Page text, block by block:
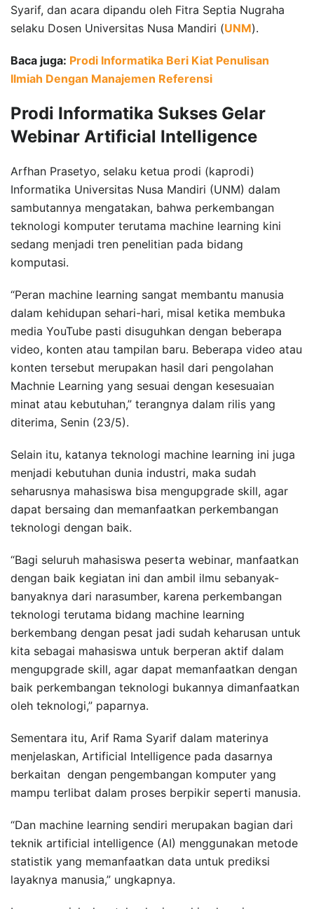
Syarif, dan acara dipandu oleh Fitra Septia Nugraha
selaku Dosen Universitas Nusa Mandiri (UNM).
Baca juga: Prodi Informatika Beri Kiat Penulisan
Ilmiah Dengan Manajemen Referensi
Prodi Informatika Sukses Gelar
Webinar Artificial Intelligence
Arfhan Prasetyo, selaku ketua prodi (kaprodi)
Informatika Universitas Nusa Mandiri (UNM) dalam
sambutannya mengatakan, bahwa perkembangan
teknologi komputer terutama machine learning kini
sedang menjadi tren penelitian pada bidang
komputasi.
“Peran machine learning sangat membantu manusia
dalam kehidupan sehari-hari, misal ketika membuka
media YouTube pasti disuguhkan dengan beberapa
video, konten atau tampilan baru. Beberapa video atau
konten tersebut merupakan hasil dari pengolahan
Machnie Learning yang sesuai dengan kesesuaian
minat atau kebutuhan,” terangnya dalam rilis yang
diterima, Senin (23/5).
Selain itu, katanya teknologi machine learning ini juga
menjadi kebutuhan dunia industri, maka sudah
seharusnya mahasiswa bisa mengupgrade skill, agar
dapat bersaing dan memanfaatkan perkembangan
teknologi dengan baik.
“Bagi seluruh mahasiswa peserta webinar, manfaatkan
dengan baik kegiatan ini dan ambil ilmu sebanyak-
banyaknya dari narasumber, karena perkembangan
teknologi terutama bidang machine learning
berkembang dengan pesat jadi sudah keharusan untuk
kita sebagai mahasiswa untuk berperan aktif dalam
mengupgrade skill, agar dapat memanfaatkan dengan
baik perkembangan teknologi bukannya dimanfaatkan
oleh teknologi,” paparnya.
Sementara itu, Arif Rama Syarif dalam materinya
menjelaskan, Artificial Intelligence pada dasarnya
berkaitan dengan pengembangan komputer yang
mampu terlibat dalam proses berpikir seperti manusia.
“Dan machine learning sendiri merupakan bagian dari
teknik artificial intelligence (AI) menggunakan metode
statistik yang memanfaatkan data untuk prediksi
layaknya manusia,” ungkapnya.